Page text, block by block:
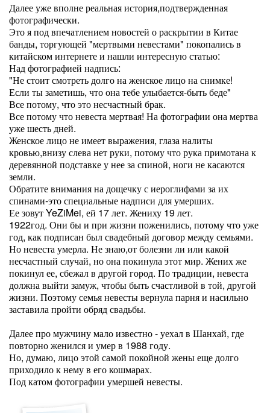
Далее уже вполне реальная история,подтвержденная
фотографически.
Это я под впечатлением новостей о раскрытии в Китае
банды, торгующей "мертвыми невестами" покопались в
китайском интернете и нашли интересную статью:
Над фотографией надпись:
"Не стоит смотреть долго на женское лицо на снимке!
Если ты заметишь, что она тебе улыбается-быть беде"
Все потому, что это несчастный брак.
Все потому что невеста мертвая! На фотографии она мертва
уже шесть дней.
Женское лицо не имеет выражения, глаза налиты
кровью,внизу слева нет руки, потому что рука примотана к
деревянной подставке у нее за спиной, ноги не касаются
земли.
Обратите внимания на дощечку с иероглифами за их
спинами-это специальные надписи для умерших.
Ее зовут YeZiMei, ей 17 лет. Жениху 19 лет.
1922год. Они бы и при жизни поженились, потому что уже
год, как подписан был свадебный договор между семьями.
Но невеста умерла. Не знаю,от болезни ли или какой
несчастный случай, но она покинула этот мир. Жених же
покинул ее, сбежал в другой город. По традиции, невеста
должна выйти замуж, чтобы быть счастливой в той, другой
жизни. Поэтому семья невесты вернула парня и насильно
заставила пройти обряд свадьбы.
Далее про мужчину мало известно - уехал в Шанхай, где
повторно женился и умер в 1988 году.
Но, думаю, лицо этой самой покойной жены еще долго
приходило к нему в его кошмарах.
Под катом фотографии умершей невесты.